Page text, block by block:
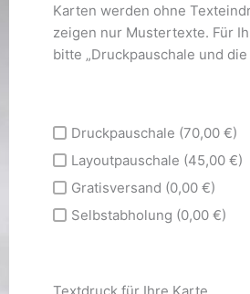
Karten werden ohne
zeigen nur Mustertexte. Für
bitte „Druckpauschale und
Druckpauschale (70,00 €)
Layoutpauschale (45,00 €)
Gratisversand (0,00 €)
Selbstabholung (0,00 €)
Textdruck für Ihre Karte